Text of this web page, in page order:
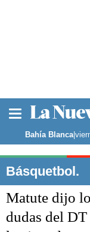
Noticias
Bahía Blanca|
Básquetbol.
Matute dijo
dudas del